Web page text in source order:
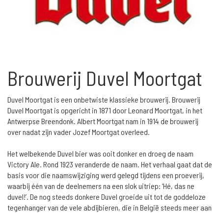
Brouwerij Duvel Moortgat
Duvel Moortgat is een onbetwiste klassieke brouwerij. Brouwerij
Duvel Moortgat is opgericht in 1871 door Leonard Moortgat, in het
Antwerpse Breendonk. Albert Moortgat nam in 1914 de brouwerij
over nadat zijn vader Jozef Moortgat overleed.
Het welbekende Duvel bier was ooit donker en droeg de naam
Victory Ale. Rond 1923 veranderde de naam. Het verhaal gaat dat de
basis voor die naamswijziging werd gelegd tijdens een proeverij,
waarbij één van de deelnemers na een slok uitriep: ‘Hé, das ne
duvel!’. De nog steeds donkere Duvel groeide uit tot de goddeloze
tegenhanger van de vele abdijbieren, die in België steeds meer aan